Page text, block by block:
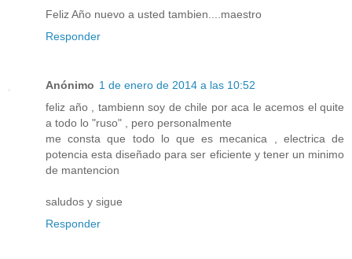
Feliz Año nuevo a usted tambien....maestro
Responder
Anónimo 1 de enero de 2014 a las 10:52
feliz año , tambienn soy de chile por aca le acemos el quite
a todo lo "ruso" , pero personalmente
me consta que todo lo que es mecanica , electrica de
potencia esta diseñado para ser eficiente y tener un minimo
de mantencion
saludos y sigue
Responder